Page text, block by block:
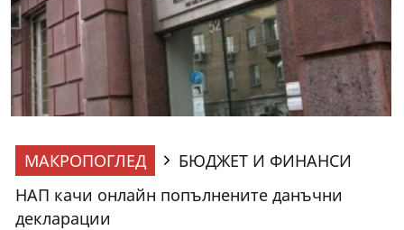
МАКРОПОГЛЕД
БЮДЖЕТ И ФИНАНСИ
НАП качи онлайн попълнените данъчни
декларации